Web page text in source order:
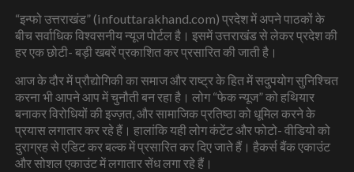
“इन्फो उत्तराखंड” (infouttarakhand.com) प्रदेश में अपने पाठकों के
बीच सर्वाधिक विश्वसनीय न्यूज पोर्टल है। इसमें उत्तराखंड से लेकर प्रदेश की
हर एक छोटी- बड़ी खबरें प्रकाशित कर प्रसारित की जाती है।
आज के दौर में प्रौद्योगिकी का समाज और राष्ट्र के हित में सदुपयोग सुनिश्चित
करना भी आपने आप में चुनौती बन रहा है। लोग “फेक न्यूज” को हथियार
बनाकर विरोधियों की इज्ज़त, और सामाजिक प्रतिष्ठा को धूमिल करने के
प्रयास लगातार कर रहे हैं। हालांकि यही लोग कंटेंट और फोटो- वीडियो को
दुराग्रह से एडिट कर बल्क में प्रसारित कर दिए जाते हैं। हैकर्स बैंक एकाउंट
और सोशल एकाउंट में लगातार सेंध लगा रहे हैं।